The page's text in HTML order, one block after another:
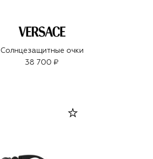
Солнцезащитные очки
38 700 ₽